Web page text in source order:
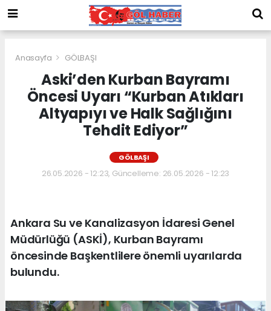
Anasayfa GÖLBAŞI
Aski’den Kurban Bayramı
Öncesi Uyarı “Kurban Atıkları
Altyapıyı ve Halk Sağlığını
Tehdit Ediyor”
GÖLBAŞI
26.05.2026 - 12:23, Güncelleme: 26.05.2026 - 12:23
Ankara Su ve Kanalizasyon İdaresi Genel
Müdürlüğü (ASKİ), Kurban Bayramı
öncesinde Başkentlilere önemli uyarılarda
bulundu.